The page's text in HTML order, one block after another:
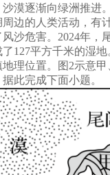
漠逐渐向绿洲推进
边的人类活动，有
沙危害。2024年，
127平方千米的湿
理位置。图2示意
此完成下面小题。